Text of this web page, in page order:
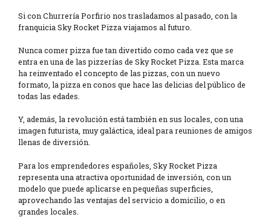
Si con Churrería Porfirio nos trasladamos al pasado, con la
franquicia Sky Rocket Pizza viajamos al futuro.
Nunca comer pizza fue tan divertido como cada vez que se
entra en una de las pizzerías de Sky Rocket Pizza. Esta marca
ha reinventado el concepto de las pizzas, con un nuevo
formato, la pizza en conos que hace las delicias del público de
todas las edades.
Y, además, la revolución está también en sus locales, con una
imagen futurista, muy galáctica, ideal para reuniones de amigos
llenas de diversión.
Para los emprendedores españoles, Sky Rocket Pizza
representa una atractiva oportunidad de inversión, con un
modelo que puede aplicarse en pequeñas superficies,
aprovechando las ventajas del servicio a domicilio, o en
grandes locales.